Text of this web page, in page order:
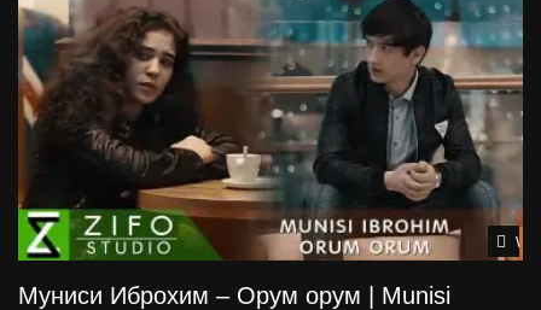
Муниси Иброхим – Орум орум | Munisi